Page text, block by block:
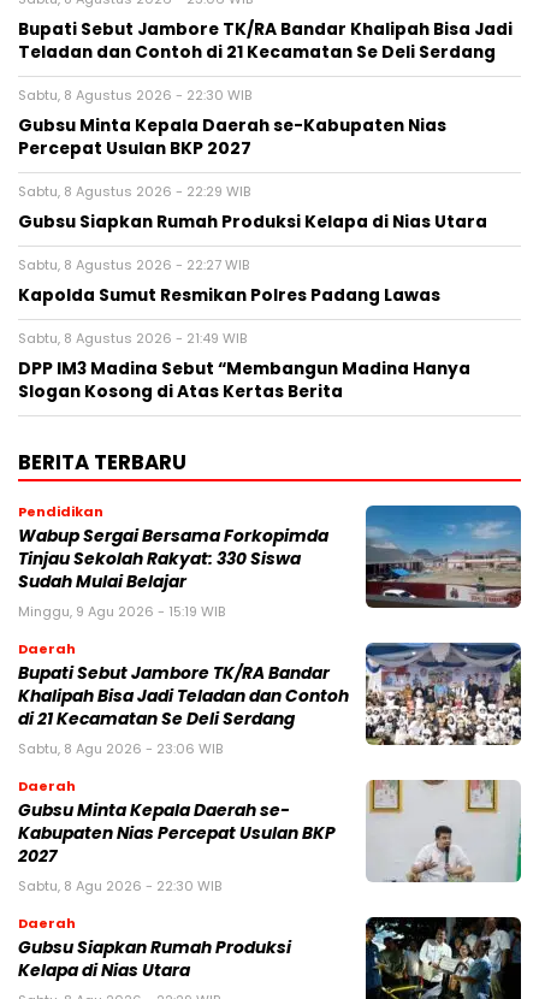
Bupati Sebut Jambore TK/RA Bandar Khalipah Bisa Jadi
Teladan dan Contoh di 21 Kecamatan Se Deli Serdang
Sabtu, 8 Agustus 2026 - 22:30 WIB
Gubsu Minta Kepala Daerah se-Kabupaten Nias
Percepat Usulan BKP 2027
Sabtu, 8 Agustus 2026 - 22:29 WIB
Gubsu Siapkan Rumah Produksi Kelapa di Nias Utara
Sabtu, 8 Agustus 2026 - 22:27 WIB
Kapolda Sumut Resmikan Polres Padang Lawas
Sabtu, 8 Agustus 2026 - 21:49 WIB
DPP IM3 Madina Sebut “Membangun Madina Hanya
Slogan Kosong di Atas Kertas Berita
BERITA TERBARU
Pendidikan
Wabup Sergai Bersama Forkopimda
Tinjau Sekolah Rakyat: 330 Siswa
Sudah Mulai Belajar
Minggu, 9 Agu 2026 - 15:19 WIB
Daerah
Bupati Sebut Jambore TK/RA Bandar
Khalipah Bisa Jadi Teladan dan Contoh
di 21 Kecamatan Se Deli Serdang
Sabtu, 8 Agu 2026 - 23:06 WIB
Daerah
Gubsu Minta Kepala Daerah se-
Kabupaten Nias Percepat Usulan BKP
2027
Sabtu, 8 Agu 2026 - 22:30 WIB
Daerah
Gubsu Siapkan Rumah Produksi
Kelapa di Nias Utara